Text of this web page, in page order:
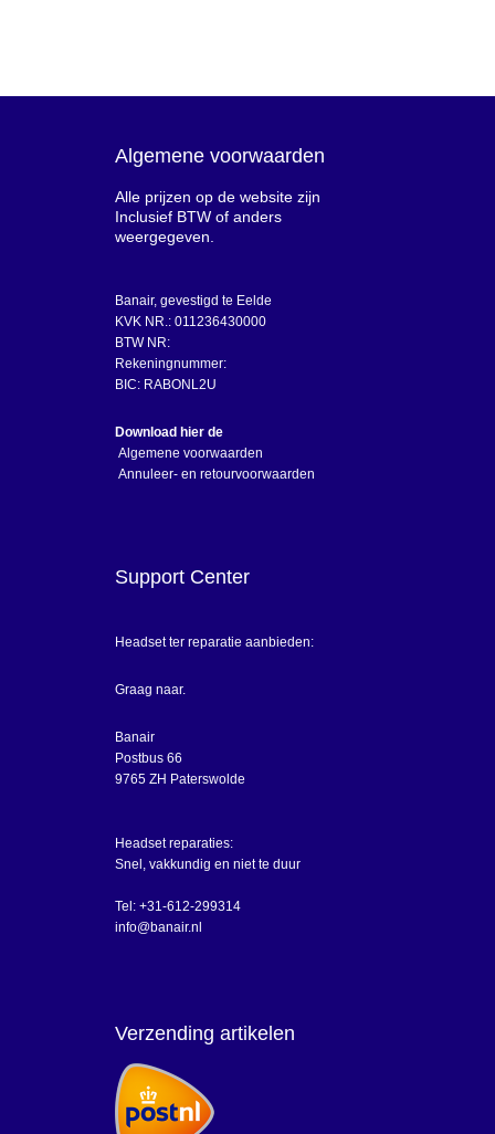
Algemene voorwaarden
Alle prijzen op de website zijn
Inclusief BTW of anders
weergegeven.
Banair, gevestigd te Eelde
KVK NR.: 011236430000
BTW NR:
Rekeningnummer:
BIC: RABONL2U
Download hier de
Algemene voorwaarden
Annuleer- en retourvoorwaarden
Support Center
Headset ter reparatie aanbieden:
Graag naar.
Banair
Postbus 66
9765 ZH Paterswolde
Headset reparaties:
Snel, vakkundig en niet te duur
Tel: +31-612-299314
info@banair.nl
Verzending artikelen